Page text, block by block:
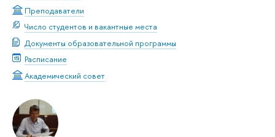
Преподаватели
Число студентов и вакантные места
Документы образовательной программы
Расписание
Академический совет